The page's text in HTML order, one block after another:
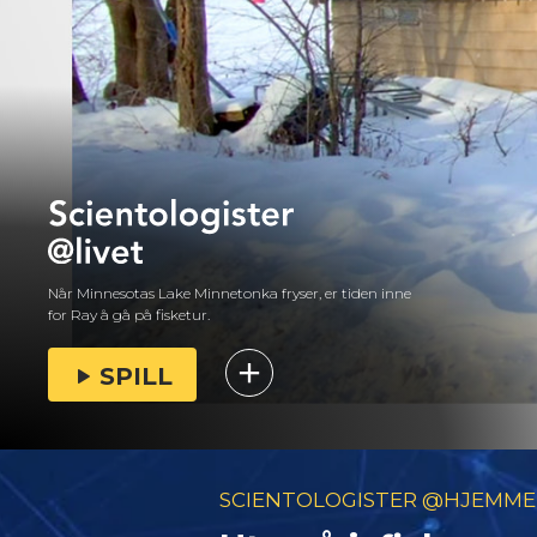
Når Minnesotas Lake Minnetonka fryser, er tiden inne
for Ray å gå på fisketur.
SPILL
SCIENTOLOGISTER @HJEMME